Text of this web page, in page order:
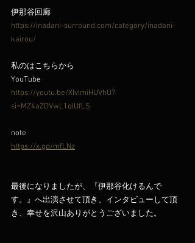
伊那谷回廊
https://inadani-surround.com/category/inadani-
kairou/
私のはこちらから
YouTube
https://youtu.be/XIvImiHUVhU?
si=MZ4aZDVwL1qIUfLS
note
https://x.gd/mfLNz
最後になりましたが、『伊那谷化けるんで
す。』へ出演させて頂き、インタビューして頂
き、幸せを沢山ありがとうございました。